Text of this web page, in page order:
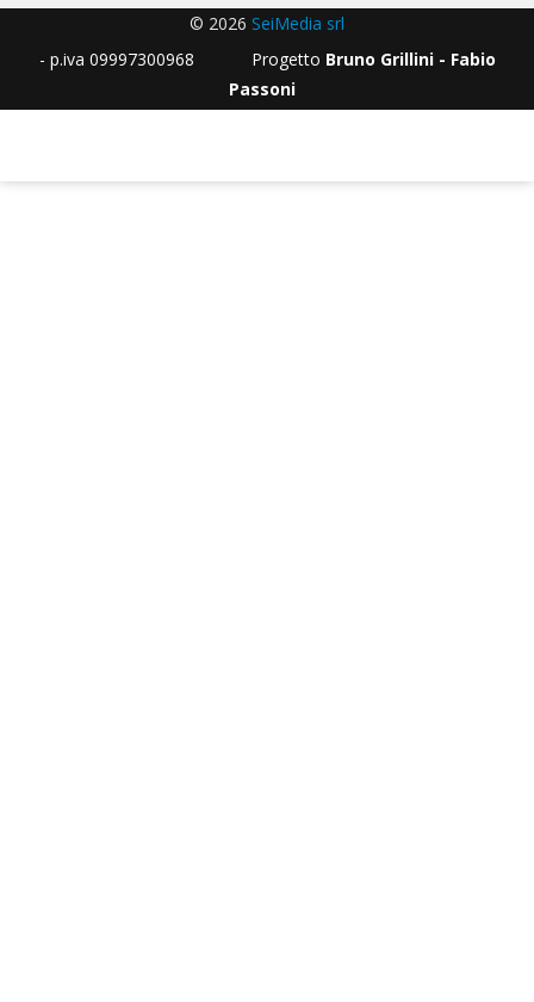
© 2026 SeiMedia srl
- p.iva 09997300968 Progetto Bruno Grillini - Fabio
Passoni